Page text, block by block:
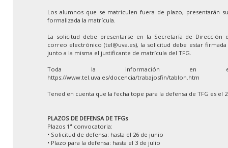
Los alumnos que se matriculen fuera de plazo, presentarán
formalizada la matrícula.
La solicitud debe presentarse en la Secretaría de Dirección
correo electrónico (tel@uva.es), la solicitud debe estar
junto a la misma el justificante de matrícula del TFG.
Toda la información en
https://www.tel.uva.es/docencia/trabajosfin/tablon.htm
Tened en cuenta que la fecha tope para la defensa de TFG es el
PLAZOS DE DEFENSA DE TFGs
Plazos 1ª convocatoria:
• Solicitud de defensa: hasta el 26 de junio
• Plazo para la defensa: hasta el 3 de julio